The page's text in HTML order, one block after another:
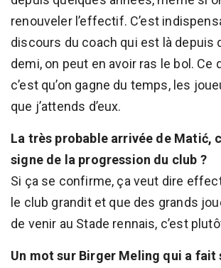
renouveler l’effectif. C’est
discours du coach qui est là depuis
demi, on peut en avoir ras le bol. Ce
c’est qu’on gagne du temps, les
que j’attends d’eux.
La très probable arrivée de Matić,
signe de la progression du club ?
Si ça se confirme, ça veut dire
le club grandit et que des grands
de venir au Stade rennais, c’est
Un mot sur Birger Meling qui a fait